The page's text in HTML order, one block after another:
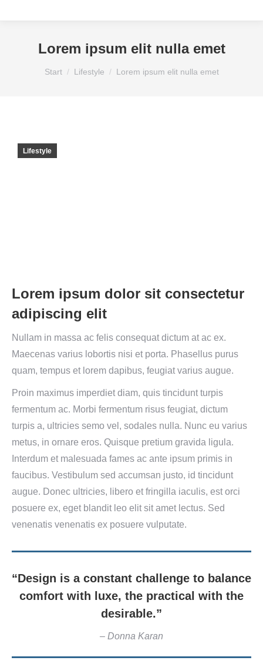
Lorem ipsum elit nulla emet
Sie befinden sich hier:
Start Lifestyle Lorem ipsum elit nulla emet
Lifestyle
Lorem ipsum dolor sit consectetur
adipiscing elit
Nullam in massa ac felis consequat dictum at ac ex.
Maecenas varius lobortis nisi et porta. Phasellus purus
quam, tempus et lorem dapibus, feugiat varius augue.
Proin maximus imperdiet diam, quis tincidunt turpis
fermentum ac. Morbi fermentum risus feugiat, dictum
turpis a, ultricies semo vel, sodales nulla. Nunc eu varius
metus, in ornare eros. Quisque pretium gravida ligula.
Interdum et malesuada fames ac ante ipsum primis in
faucibus. Vestibulum sed accumsan justo, id tincidunt
augue. Donec ultricies, libero et fringilla iaculis, est orci
posuere ex, eget blandit leo elit sit amet lectus. Sed
venenatis venenatis ex posuere vulputate.
“Design is a constant challenge to balance
comfort with luxe, the practical with the
desirable.”
– Donna Karan